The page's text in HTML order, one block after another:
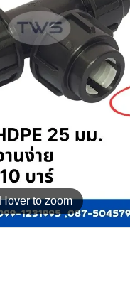
to zoom